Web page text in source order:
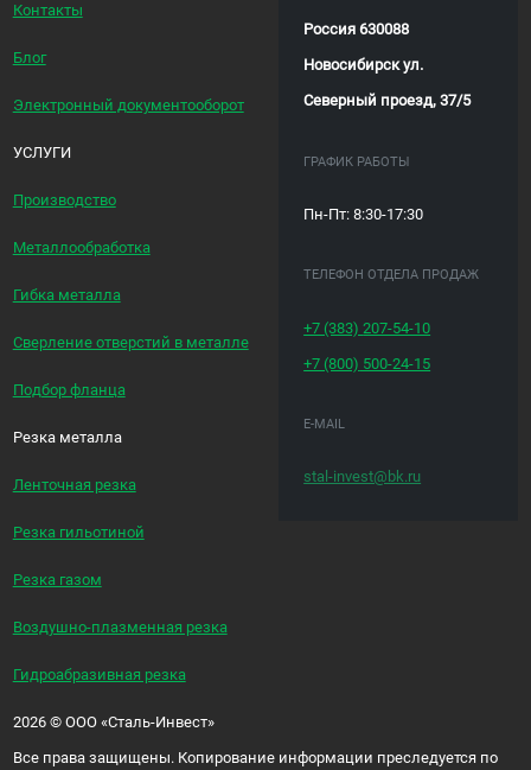
Контакты
Блог
Электронный документооборот
УСЛУГИ
Производство
Металлообработка
Гибка металла
Сверление отверстий в металле
Подбор фланца
Резка металла
Ленточная резка
Резка гильотиной
Резка газом
Воздушно-плазменная резка
Гидроабразивная резка
Россия 630088
Новосибирск ул.
Северный проезд, 37/5
ГРАФИК РАБОТЫ
Пн-Пт: 8:30-17:30
ТЕЛЕФОН ОТДЕЛА ПРОДАЖ
+7 (383)207-54-10
+7 (800) 500-24-15
E-MAIL
stal-invest@bk.ru
2026 ©ООО «Сталь-Инвест»
Все права защищены. Копирование информации преследуется по